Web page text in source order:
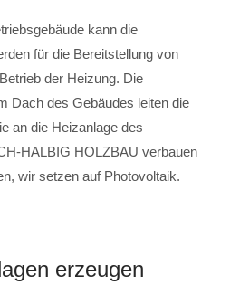
kann die
für die Bereitstellung von
der Heizung. Die
Dach des Gebäudes leiten die
an die Heizanlage des
HALBIG HOLZBAU verbauen
wir setzen auf Photovoltaik.
erzeugen